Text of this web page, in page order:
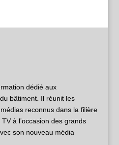
dédié aux
bâtiment. Il réunit les
reconnus dans la filière
à l’occasion des grands
son nouveau média